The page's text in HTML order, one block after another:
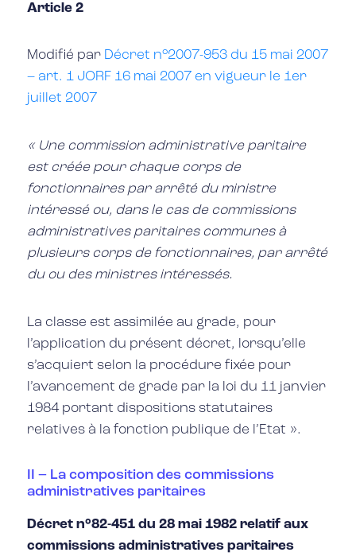
Article 2
Modifié par Décret n°2007-953 du 15 mai 2007
– art. 1 JORF 16 mai 2007 en vigueur le 1er
juillet 2007
« Une commission administrative paritaire
est créée pour chaque corps de
fonctionnaires par arrêté du ministre
intéressé ou, dans le cas de commissions
administratives paritaires communes à
plusieurs corps de fonctionnaires, par arrêté
du ou des ministres intéressés.
La classe est assimilée au grade, pour
l’application du présent décret, lorsqu’elle
s’acquiert selon la procédure fixée pour
l’avancement de grade par la loi du 11 janvier
1984 portant dispositions statutaires
relatives à la fonction publique de l’Etat ».
II – La composition des commissions
administratives paritaires
Décret n°82-451 du 28 mai 1982 relatif aux
commissions administratives paritaires